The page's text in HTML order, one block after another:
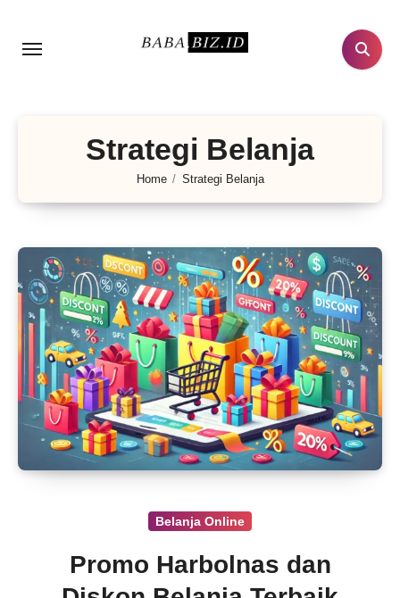
Strategi Belanja
Home Strategi Belanja
Belanja Online
Promo Harbolnas dan